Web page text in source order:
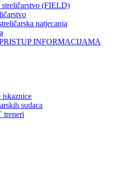
streličarstvo (FIELD)
natjecanja
INFORMACIJAMA
iskaznice
sudaca
treneri